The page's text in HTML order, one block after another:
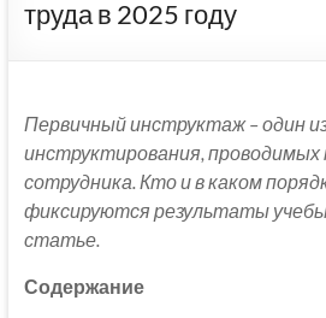
труда в 2025 году
Первичный инструктаж – один
инструктирования,
сотрудника. Кто и в каком
фиксируются результаты
статье.
Содержание